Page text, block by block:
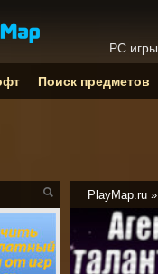
PlayMap.ru »
PC игры
Поиск предметов